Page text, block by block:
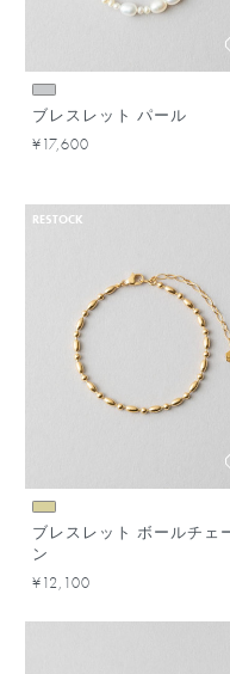
ブレスレット パール
¥17,600
RESTOCK
ブレスレット ボールチェ
ン
¥12,100